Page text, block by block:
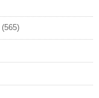
(565)